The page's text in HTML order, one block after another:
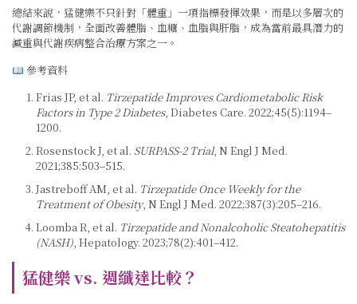
總結來說，猛健樂不只針對「體重」一項指標發揮效果，而是以多層次的
代謝調節機制，全面改善體脂、血糖、血脂與肝脂，成為當前最具潛力的
減重與代謝疾病整合治療方案之一。
參考資料
Frias JP, et al. Tirzepatide Improves Cardiometabolic Risk
Factors in Type 2 Diabetes, Diabetes Care. 2022;45(5):1194–
1200.
Rosenstock J, et al. SURPASS-2 Trial, N Engl J Med.
2021;385:503–515.
Jastreboff AM, et al. Tirzepatide Once Weekly for the
Treatment of Obesity, N Engl J Med. 2022;387(3):205–216.
Loomba R, et al. Tirzepatide and Nonalcoholic Steatohepatitis
(NASH), Hepatology. 2023;78(2):401–412.
猛健樂 vs. 週纖達比較？